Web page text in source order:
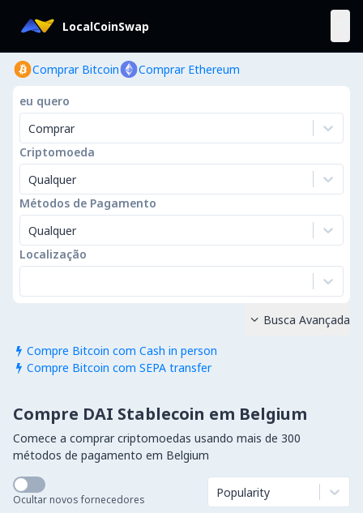
LocalCoinSwap
Comprar Bitcoin Comprar Ethereum
eu quero
Comprar
Criptomoeda
Qualquer
Métodos de Pagamento
Qualquer
Localização
 Compre Bitcoin com Cash in person
 Compre Bitcoin com SEPA transfer
 Busca Avançada
Compre DAI Stablecoin em Belgium
Comece a comprar criptomoedas usando mais de 300
métodos de pagamento em Belgium
Ocultar novos fornecedores Popularity